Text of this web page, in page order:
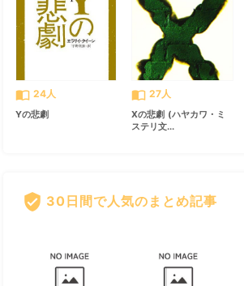
import_contacts 24人
Yの悲劇
import_contacts 27人
Xの悲劇 (ハヤカワ・ミ
ステリ文...
verified_user 30日間で人気のまとめ記事